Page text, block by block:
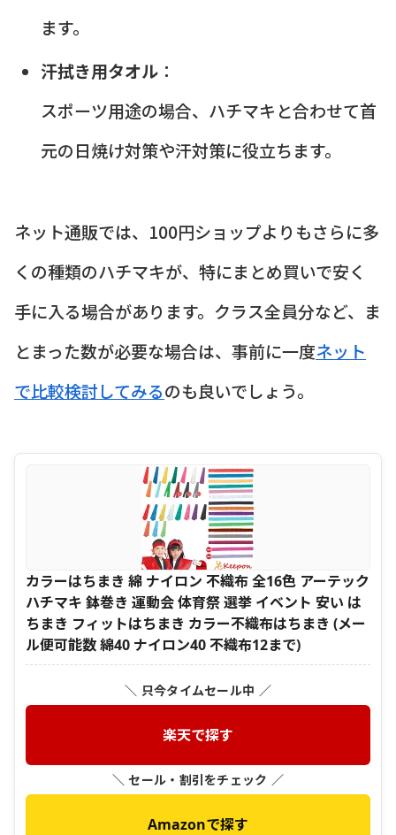
ます。
汗拭き用タオル：
スポーツ用途の場合、ハチマキと合わせて首
元の日焼け対策や汗対策に役立ちます。
ネット通販では、100円ショップよりもさらに多
くの種類のハチマキが、特にまとめ買いで安く
手に入る場合があります。クラス全員分など、ま
とまった数が必要な場合は、事前に一度ネット
で比較検討してみるのも良いでしょう。
カラーはちまき 綿 ナイロン 不織布 全16色 アーテック
ハチマキ 鉢巻き 運動会 体育祭 選挙 イベント 安い は
ちまき フィットはちまき カラー不織布はちまき (メー
ル便可能数 綿40 ナイロン40 不織布12まで)
＼ 只今タイムセール中 ／
楽天で探す
＼ セール・割引をチェック ／
Amazonで探す